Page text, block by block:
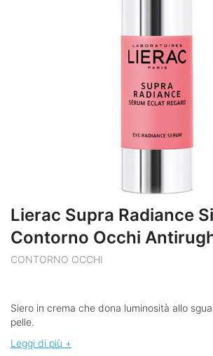
Lierac Supra Radiance
Contorno Occhi
CONTORNO OCCHI
Siero in crema che dona luminosità allo
pelle.
Leggi di più +